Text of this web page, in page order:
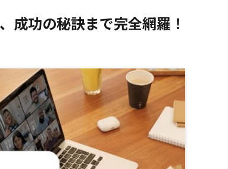
成功の秘訣まで完全網羅！